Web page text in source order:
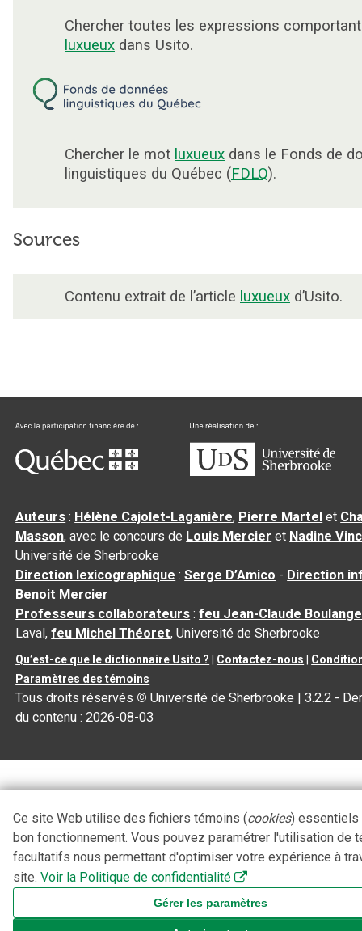
Chercher toutes les expressions
luxueux dans Usito.
Chercher le mot luxueux dans le Fonds de
linguistiques du Québec (FDLQ).
Sources
Contenu extrait de l’article luxueux d’Usito.
Auteurs : Hélène Cajolet-Laganière, Pierre Martel et
Masson, avec le concours de Louis Mercier et Nadine
Université de Sherbrooke
Direction lexicographique :Serge D’Amico - Direction
Benoit Mercier
Professeurs collaborateurs :feu Jean-Claude
Laval,feu Michel Théoret, Université de Sherbrooke
Qu’est-ce que le dictionnaire Usito ? Contactez-nous
Paramètres des témoins
Tous droits réservés © Université de Sherbrooke |3.2.2 -
du contenu :2026-08-03
Ce site Web utilise des fichiers témoins (cookies) essentiels
bon fonctionnement. Vous pouvez paramétrer l'utilisation de
facultatifs nous permettant d'optimiser votre expérience à
site. Voir la Politique de confidentialité
Gérer les paramètres